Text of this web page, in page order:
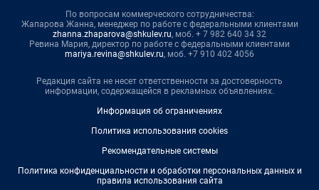
По вопросам коммерческого сотрудничества:
Жапарова Жанна, менеджер по работе с федеральными клиентами
zhanna.zhaparova@shkulev.ru, моб. + 7 982 640 34 32
Ревина Мария, директор по работе с федеральными клиентами
mariya.revina@shkulev.ru, моб. +7 910 402 4056
Редакция сайта не несет ответственности за достоверность
информации, содержащейся в рекламных объявлениях.
Информация об ограничениях
Политика использования cookies
Рекомендательные системы
Политика конфиденциальности и обработки персональных данных и
правила использования сайта